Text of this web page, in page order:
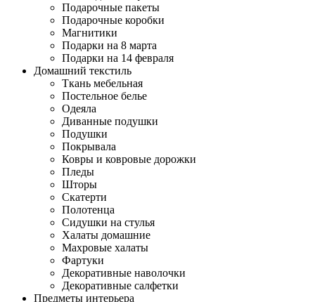
Подарочные пакеты
Подарочные коробки
Магнитики
Подарки на 8 марта
Подарки на 14 февраля
Домашний текстиль
Ткань мебельная
Постельное белье
Одеяла
Диванные подушки
Подушки
Покрывала
Ковры и ковровые дорожки
Пледы
Шторы
Скатерти
Полотенца
Сидушки на стулья
Халаты домашние
Махровые халаты
Фартуки
Декоративные наволочки
Декоративные салфетки
Предметы интерьера